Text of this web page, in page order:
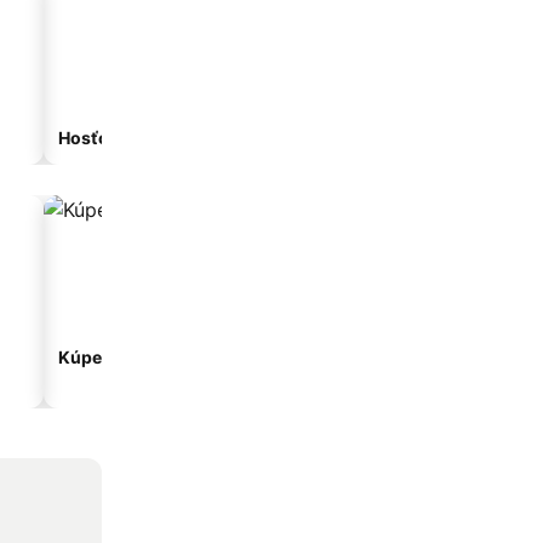
Hosťovský dom
Kúpeľné hotely